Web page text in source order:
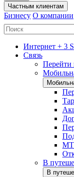
Частным клиентам
Бизнесу О компании
Интернет + 3
Связь
Перейти
В
В